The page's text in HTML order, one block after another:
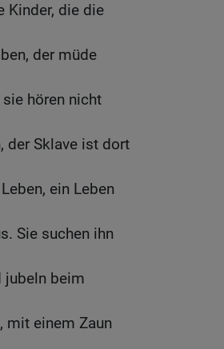
Kinder, die die
der müde
sie hören nicht
der Sklave ist dort
ein Leben
Sie suchen ihn
jubeln beim
mit einem Zaun